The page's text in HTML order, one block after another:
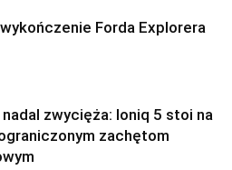
Forda Explorera
nadal zwycięża: Ioniq 5 stoi na
zachętom